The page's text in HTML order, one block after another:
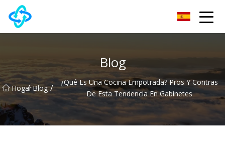
Grupo Co., Ltd de la cerradura de puerta de Chongqing UPVC
Blog
Hogar
/ Blog /
¿Qué Es Una Cocina Empotrada? Pros Y Contras
De Esta Tendencia En Gabinetes